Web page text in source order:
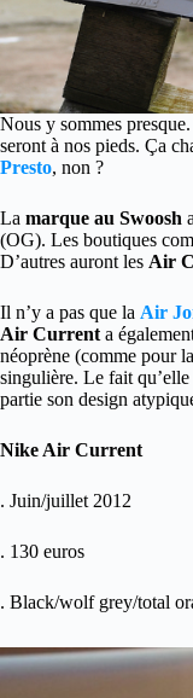
Nous y sommes
seront à nos pieds. Ça
Presto, non ?
La marque au Swoosh
(OG). Les boutiques
D’autres auront les Air
Il n’y a pas que la Air
Air Current a
néoprène (comme pour la
singulière. Le fait
partie son design
Nike Air Current
. Juin/juillet 2012
. 130 euros
. Black/wolf grey/total